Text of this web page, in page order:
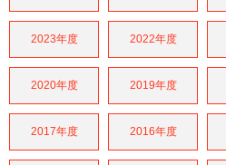
2023年度 2022年度
2020年度 2019年度
2017年度 2016年度